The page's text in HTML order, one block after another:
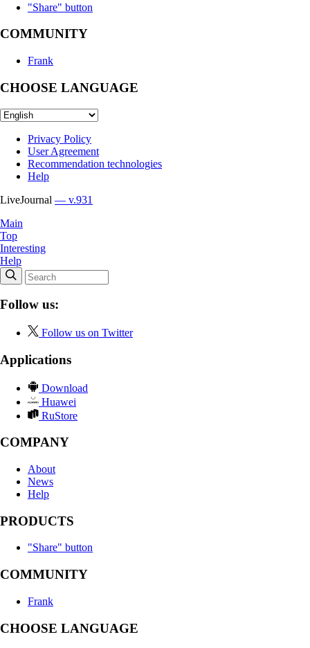
"Share" button
COMMUNITY
Frank
CHOOSE LANGUAGE
Privacy Policy
User Agreement
Recommendation technologies
Help
LiveJournal — v.931
Main
Top
Interesting
Help
Follow us:
Follow us on Twitter
Applications
Download
Huawei
RuStore
COMPANY
About
News
Help
PRODUCTS
"Share" button
COMMUNITY
Frank
CHOOSE LANGUAGE